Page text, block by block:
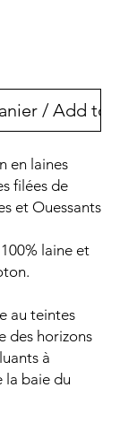
/ Add to Cart
en laines
filées de
et Ouessants
laine et
au teintes
des horizons
à
la baie du